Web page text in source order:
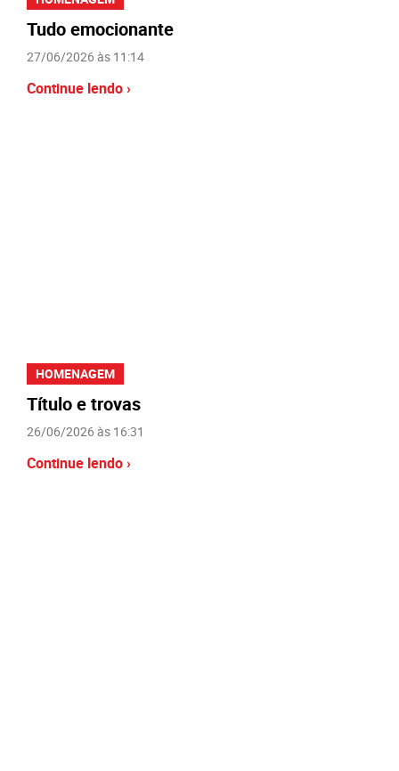
Tudo emocionante
27/06/2026 às 11:14
Continue lendo ›
HOMENAGEM
Título e trovas
26/06/2026 às 16:31
Continue lendo ›